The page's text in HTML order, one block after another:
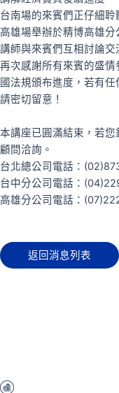
台南場的來賓們正仔細
高雄場舉辦於精博高雄
講師與來賓們互相討論交
再次感謝所有來賓的盛
國法規頒布進度，若有
請密切留意！
本講座已圓滿結束，若
顧問洽詢。
台北總公司電話：
台中分公司電話：
高雄分公司電話：
返回消息列表